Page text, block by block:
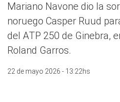
Mariano Navone dio la
noruego Casper Ruud
del ATP 250 de Ginebra,
Roland Garros.
22 de mayo 2026 - 13:22hs